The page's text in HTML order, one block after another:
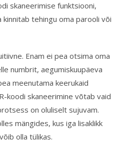
skaneerimise funktsiooni,
kinnitab tehingu oma parooli või
Enam ei pea otsima oma
numbrit, aegumiskuupäeva
meenutama keerukaid
koodi skaneerimine võtab vaid
on oluliselt sujuvam.
mängides, kus iga lisaklikk
olla tülikas.